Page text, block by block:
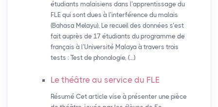
étudiants malaisiens dans l’apprentissage du
FLE qui sont dues à l’interférence du malais
(Bahasa Melayu). Le recueil des données s’est
fait auprès de 17 étudiants du programme de
français à l’Université Malaya à travers trois
tests : Test de phonologie, (…)
Le théâtre au service du FLE
Résumé Cet article vise à présenter une pièce